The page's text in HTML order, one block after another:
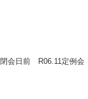
閉会日前 R06.11定例会